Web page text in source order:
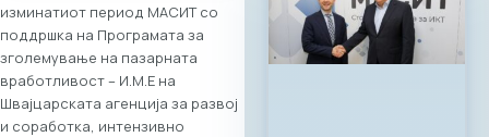
изминатиот период МАСИТ со
поддршка на Програмата за
зголемување на пазарната
вработливост – И.М.Е на
Швајцарската агенција за развој
и соработка, интензивно